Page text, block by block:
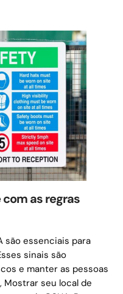
as regras
são essenciais para
sinais são
e manter as pessoas
Mostrar seu local de